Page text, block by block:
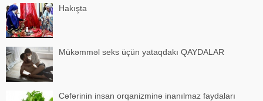
Hakışta
Mükəmməl seks üçün yataqdakı QAYDALAR
Cəfərinin insan orqanizminə inanılmaz faydaları